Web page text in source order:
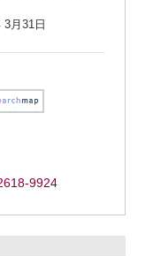
月31日
9924